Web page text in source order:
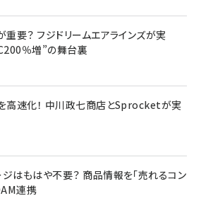
要？ フジドリームエアラインズが実
％増”の舞台裏
高速化！ 中川政七商店とSprocketが実
はもはや不要？ 商品情報を「売れるコン
連携